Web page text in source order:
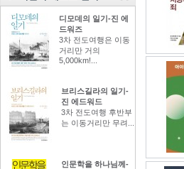
디모데의 일기-진 에
드워즈
3차 전도여행은 이동
거리만 거의
5,000km!...
브리스길라의 일기-
진 에드워드
3차 전도여행 후반부
는 이동거리만 무려...
인문학을 하나님께-